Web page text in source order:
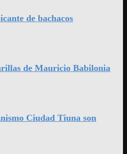
de bachacos
de Mauricio Babilonia
Ciudad Tiuna son